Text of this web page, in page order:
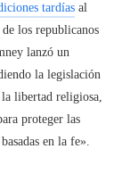
tardías al
los republicanos
lanzó un
la legislación
libertad religiosa,
proteger las
en la fe».